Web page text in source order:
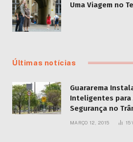
Uma Viagem no
Últimas notícias
Guararema
Inteligentes para
Segurança no
MARÇO 12, 2015 15